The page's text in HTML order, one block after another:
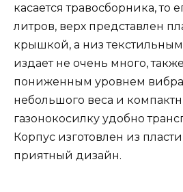
касается травосборника, то
литров, верх представлен
крышкой, а низ
издает не очень много,
пониженным уровнем
небольшого веса и
газонокосилку удобно
Корпус изготовлен из
приятный дизайн.